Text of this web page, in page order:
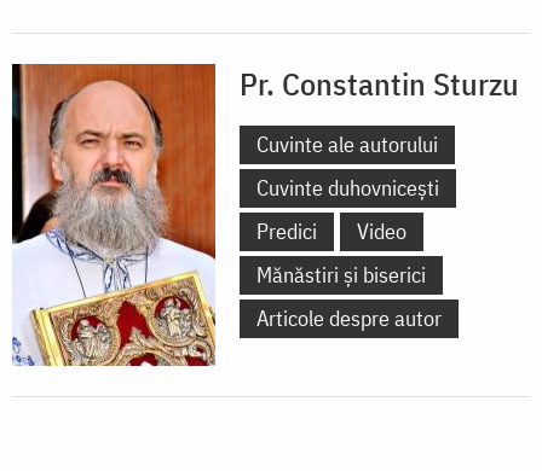
Pr. Constantin Sturzu
Cuvinte ale autorului
Cuvinte duhovnicești
Predici
Video
Mănăstiri și biserici
Articole despre autor